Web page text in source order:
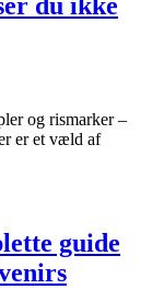
du ikke
og rismarker –
er et væld af
guide